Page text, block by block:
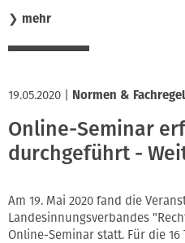
❯ mehr
19.05.2020 Normen &
Online-Seminar
durchgeführt -
Am 19. Mai 2020 fand die
Landesinnungsverbandes
Online-Seminar statt. Für die